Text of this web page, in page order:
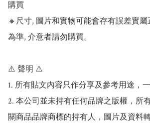
購買
🔸尺寸, 圖片和實物可能會存有誤差實
為準, 介意者請勿購買。
⚠️ 聲明 ⚠️
1. 所有貼文內容只作分享及參考用途，
2. 本公司並未持有任何品牌之版權，所
關商品品牌商標的持有人，圖片及資料